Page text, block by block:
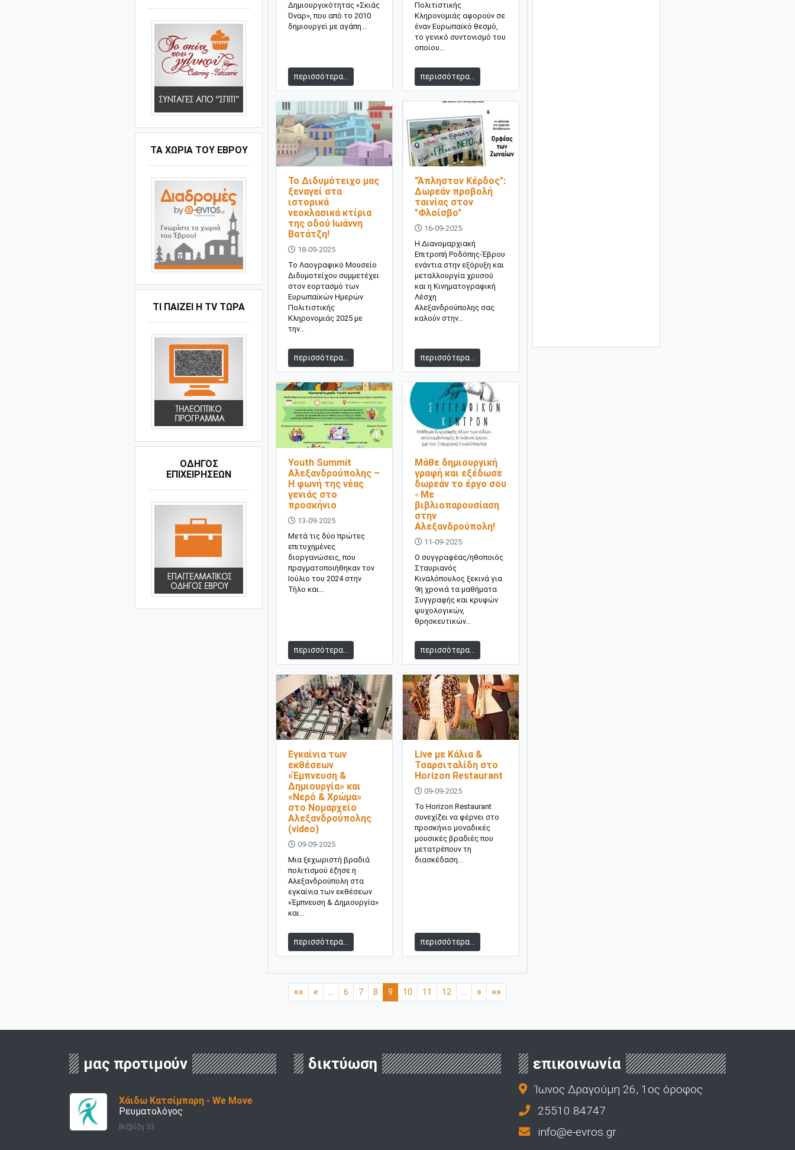
ΤΑ ΧΩΡΙΆ ΤΟΥ ΈΒΡΟΥ
ΤΙ ΠΑΊΖΕΙ Η ΤV ΤΏΡΑ
ΟΔΗΓΌΣ
ΕΠΙΧΕΙΡΉΣΕΩΝ
Δημιουργικότητας «Σκιάς
Όναρ», που από το 2010
δημιουργεί με αγάπη...
περισσότερα...
Πολιτιστικής
Κληρονομιάς αφορούν σε
έναν Ευρωπαϊκό θεσμό,
το γενικό συντονισμό του
οποίου...
περισσότερα...
Το Διδυμότειχο μας
ξεναγεί στα
ιστορικά
νεοκλασικά κτίρια
της οδού Ιωάννη
Βατάτζη!
18-09-2025
Το Λαογραφικό Μουσείο
Διδυμοτείχου συμμετέχει
στον εορτασμό των
Ευρωπαϊκών Ημερών
Πολιτιστικής
Κληρονομιάς 2025 με
την...
περισσότερα...
"Άπληστον Κέρδος":
Δωρεάν προβολή
ταινίας στον
"Φλοίσβο"
16-09-2025
Η Διανομαρχιακή
Επιτροπή Ροδόπης-Έβρου
ενάντια στην εξόρυξη και
μεταλλουργία χρυσού
και η Κινηματογραφική
Λέσχη
Αλεξανδρούπολης σας
καλούν στην...
περισσότερα...
Youth Summit
Αλεξανδρούπολης –
Η φωνή της νέας
γενιάς στο
προσκήνιο
13-09-2025
Μετά τις δύο πρώτες
επιτυχημένες
διοργανώσεις, που
πραγματοποιήθηκαν τον
Ιούλιο του 2024 στην
Τήλο και...
περισσότερα...
Μάθε δημιουργική
γραφή και εξέδωσε
δωρεάν το έργο σου
- Με
βιβλιοπαρουσίαση
στην
Αλεξανδρούπολη!
11-09-2025
Ο συγγραφέας/ηθοποιός
Σταυριανός
Κιναλόπουλος ξεκινά για
9η χρονιά τα μαθήματα
Συγγραφής και κρυφών
ψυχολογικών,
θρησκευτικών...
περισσότερα...
Εγκαίνια των
εκθέσεων
«Έμπνευση &
Δημιουργία» και
«Νερό & Χρώμα»
στο Νομαρχείο
Αλεξανδρούπολης
(video)
09-09-2025
Μια ξεχωριστή βραδιά
πολιτισμού έζησε η
Αλεξανδρούπολη στα
εγκαίνια των εκθέσεων
«Έμπνευση & Δημιουργία»
και...
περισσότερα...
Live με Κάλια &
Τσαρσιταλίδη στο
Horizon Restaurant
09-09-2025
Το Horizon Restaurant
συνεχίζει να φέρνει στο
προσκήνιο μοναδικές
μουσικές βραδιές που
μετατρέπουν τη
διασκέδαση...
περισσότερα...
«« « 6 7 8 9 10 11 12 » »»
μας προτιμούν
Χάιδω Κατσίμπαρη - We Move
Ρευματολόγος
Βιζβίζη 33
δικτύωση επικοινωνία
Ίωνος Δραγούμη 26, 1ος όροφος
25510 84747
info@e-evros.gr